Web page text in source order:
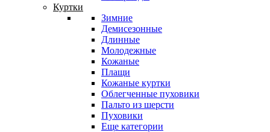
Куртки
Зимние
Демисезонные
Длинные
Молодежные
Кожаные
Плащи
Кожаные куртки
Облегченные пуховики
Пальто из шерсти
Пуховики
Еще категории